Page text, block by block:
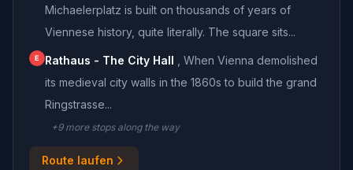
Michaelerplatz is built on thousands of years of
Viennese history, quite literally. The square sits...
E Rathaus - The City Hall
When Vienna demolished
its medieval city walls in the 1860s to build the grand
Ringstrasse...
+9more stopsalong the way
Route laufen